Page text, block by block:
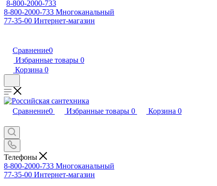
8-800-2000-733
8-800-2000-733 Многоканальный
77-35-00 Интернет-магазин
Сравнение0
Избранные товары 0
Корзина 0
Сравнение0 Избранные товары 0 Корзина 0
Телефоны
8-800-2000-733 Многоканальный
77-35-00 Интернет-магазин